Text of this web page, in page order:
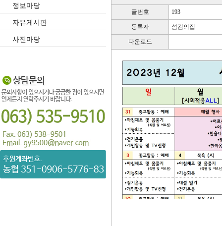
정보마당
자유게시판
사진마당
글번호 193
등록자 섬김의집
다운로드